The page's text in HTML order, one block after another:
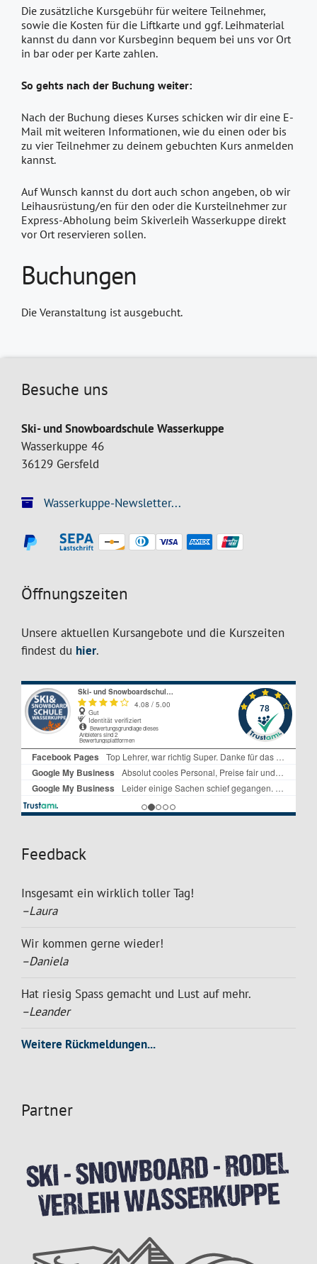
Die zusätzliche Kursgebühr für weitere Teilnehmer,
sowie die Kosten für die Liftkarte und ggf. Leihmaterial
kannst du dann vor Kursbeginn bequem bei uns vor Ort
in bar oder per Karte zahlen.
So gehts nach der Buchung weiter:
Nach der Buchung dieses Kurses schicken wir dir eine E-
Mail mit weiteren Informationen, wie du einen oder bis
zu vier Teilnehmer zu deinem gebuchten Kurs anmelden
kannst.
Auf Wunsch kannst du dort auch schon angeben, ob wir
Leihausrüstung/en für den oder die Kursteilnehmer zur
Express-Abholung beim Skiverleih Wasserkuppe direkt
vor Ort reservieren sollen.
Buchungen
Die Veranstaltung ist ausgebucht.
Besuche uns
Ski- und Snowboardschule Wasserkuppe
Wasserkuppe 46
36129 Gersfeld
Wasserkuppe-Newsletter...
Öffnungszeiten
Unsere aktuellen Kursangebote und die Kurszeiten
findest du hier.
Feedback
Insgesamt ein wirklich toller Tag!
–Laura
Wir kommen gerne wieder!
–Daniela
Hat riesig Spass gemacht und Lust auf mehr.
–Leander
Weitere Rückmeldungen...
Partner